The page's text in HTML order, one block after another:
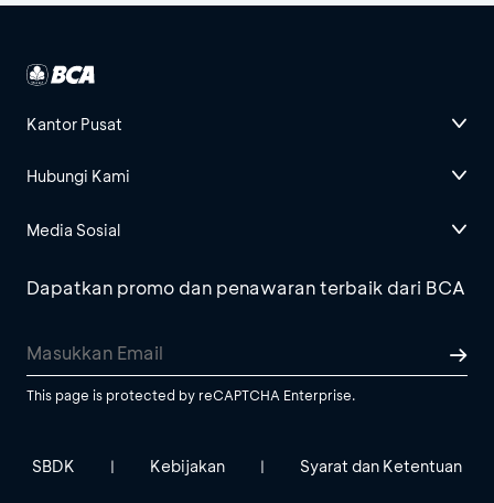
Kantor Pusat
Hubungi Kami
Media Sosial
Dapatkan promo dan penawaran terbaik dari BCA
This page is protected by reCAPTCHA Enterprise.
SBDK | Kebijakan | Syarat dan Ketentuan